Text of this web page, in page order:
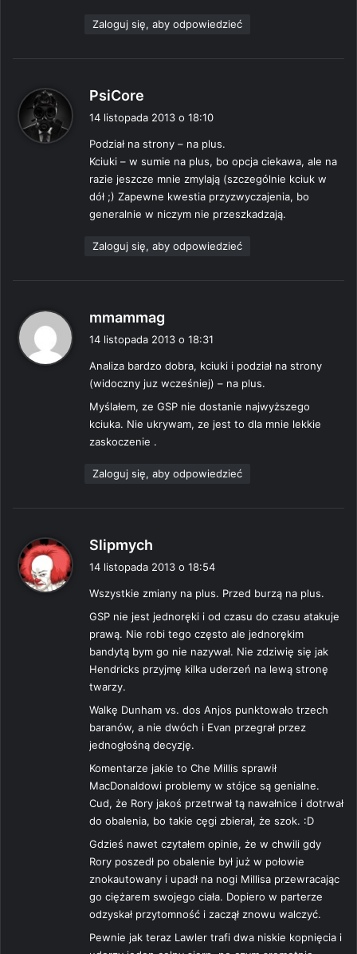
Zaloguj się, aby odpowiedzieć
PsiCore
z
e
:
14 listopada 2013 o 18:10
Podział na strony – na plus.
Kciuki – w sumie na plus, bo opcja ciekawa, ale na
razie jeszcze mnie zmylają (szczególnie kciuk w
dół ;) Zapewne kwestia przyzwyczajenia, bo
generalnie w niczym nie przeszkadzają.
Zaloguj się, aby odpowiedzieć
mmammag
i
z
e
:
14 listopada 2013 o 18:31
Analiza bardzo dobra, kciuki i podział na strony
(widoczny juz wcześniej) – na plus.
Myślałem, ze GSP nie dostanie najwyższego
kciuka. Nie ukrywam, ze jest to dla mnie lekkie
zaskoczenie .
Zaloguj się, aby odpowiedzieć
Slipmych
i
z
e
:
14 listopada 2013 o 18:54
Wszystkie zmiany na plus. Przed burzą na plus.
GSP nie jest jednoręki i od czasu do czasu atakuje
prawą. Nie robi tego często ale jednorękim
bandytą bym go nie nazywał. Nie zdziwię się jak
Hendricks przyjmę kilka uderzeń na lewą stronę
twarzy.
Walkę Dunham vs. dos Anjos punktowało trzech
baranów, a nie dwóch i Evan przegrał przez
jednogłośną decyzję.
Komentarze jakie to Che Millis sprawił
MacDonaldowi problemy w stójce są genialne.
Cud, że Rory jakoś przetrwał tą nawałnice i dotrwał
do obalenia, bo takie cęgi zbierał, że szok. :D
Gdzieś nawet czytałem opinie, że w chwili gdy
Rory poszedł po obalenie był już w połowie
znokautowany i upadł na nogi Millisa przewracając
go ciężarem swojego ciała. Dopiero w parterze
odzyskał przytomność i zaczął znowu walczyć.
Pewnie jak teraz Lawler trafi dwa niskie kopnięcia i